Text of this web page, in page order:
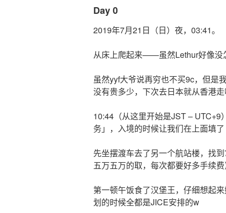
Day 0
2019年7月21日（日）夜，03:41。
从床上爬起来——虽然Lethur好像没
虽然yyf大爷说再穷也不买9c，但是
没有贵多少，下次去日本就从香港
10:44（从这里开始是JST –
务」，入境的时候让我们在上面填了
先坐摆渡车去了另一个航站楼，找
五万五万的取，每次都要好多手续费
第一顿午饭食了汉堡王，仔细想起
划的时候全都是JICE安排的w